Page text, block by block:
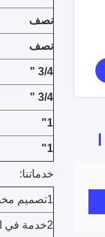
نصف
نصف
3/4 "
3/4 "
1"
1"
خدماتنا:
1تصميم مخصص، OEM متاح.
2خدمة في الوقت المناسب و مهنية بعد البيع